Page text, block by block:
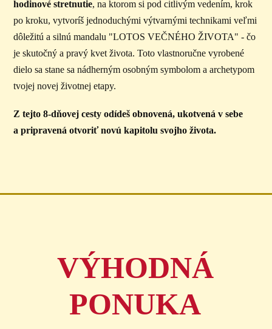
hodinové stretnutie, na ktorom si pod citlivým vedením, krok
po kroku, vytvoríš jednoduchými výtvarnými technikami veľmi
dôležitú a silnú mandalu "LOTOS VEČNÉHO ŽIVOTA" - čo
je skutočný a pravý kvet života. Toto vlastnoručne vyrobené
dielo sa stane sa nádherným osobným symbolom a archetypom
tvojej novej životnej etapy.
Z tejto 8-dňovej cesty odídeš obnovená, ukotvená v sebe
a pripravená otvoriť novú kapitolu svojho života.
VÝHODNÁ
PONUKA